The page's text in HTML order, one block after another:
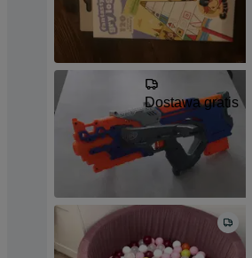
Dostawa gratis